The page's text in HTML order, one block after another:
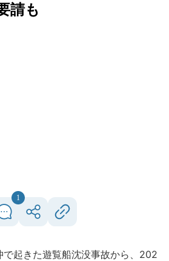
請も
1
起きた遊覧船沈没事故から、202